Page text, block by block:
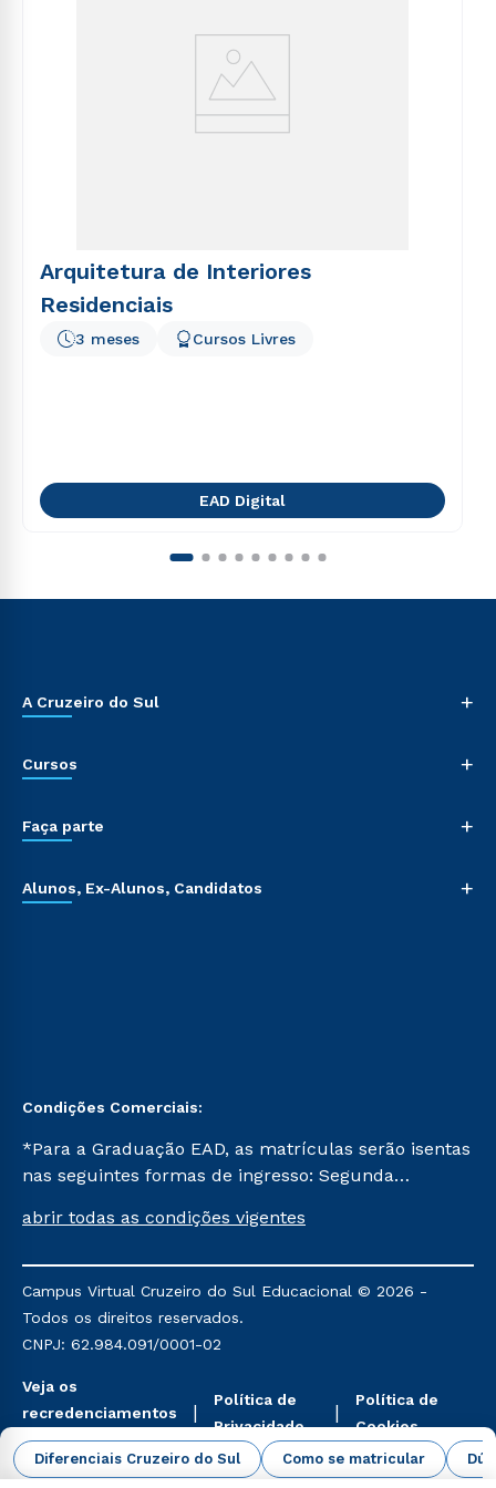
Diferenciais Cruzeiro do Sul Como se matricular
Arquitetura de Interiores
Residenciais
3 meses Cursos Livres
EAD Digital
A Cruzeiro do Sul +
Cursos +
Faça parte +
Alunos, Ex-Alunos, Candidatos +
Condições Comerciais:
*Para a Graduação EAD, as matrículas serão isentas
nas seguintes formas de ingresso: Segunda
Já para as demais, a taxa de matrícula será de R$
mencionadas são referentes aos cursos: Ensino
Religioso, Geografia para a Docência e Metodologia
do Ensino de História: Questões Atuais.
abrir todas as condições vigentes
Campus Virtual Cruzeiro do Sul Educacional © 2026 -
Todos os direitos reservados.
CNPJ: 62.984.091/0001-02
Veja os
recredenciamentos
aqui
Política de
Privacidade
Política de
Cookies